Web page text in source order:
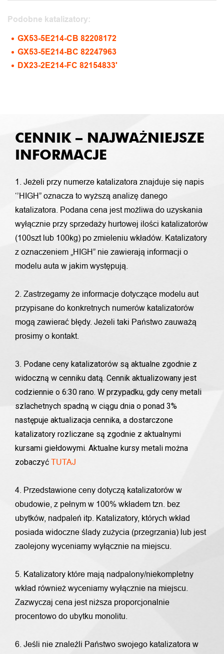
Podobne katalizatory:
GX53-5E214-CB 82208172
GX53-5E214-BC 82247963
DX23-2E214-FC 82154833'
CENNIK – NAJWAŻNIEJSZE
INFORMACJE
1. Jeżeli przy numerze katalizatora znajduje się napis
‘’HIGH” oznacza to wyższą analizę danego
katalizatora. Podana cena jest możliwa do uzyskania
wyłącznie przy sprzedaży hurtowej ilości katalizatorów
(100szt lub 100kg) po zmieleniu wkładów. Katalizatory
z oznaczeniem „HIGH” nie zawierają informacji o
modelu auta w jakim występują.
2. Zastrzegamy że informacje dotyczące modelu aut
przypisane do konkretnych numerów katalizatorów
mogą zawierać błędy. Jeżeli taki Państwo zauważą
prosimy o kontakt.
3. Podane ceny katalizatorów są aktualne zgodnie z
widoczną w cenniku datą. Cennik aktualizowany jest
codziennie o 6:30 rano. W przypadku, gdy ceny metali
szlachetnych spadną w ciągu dnia o ponad 3%
następuje aktualizacja cennika, a dostarczone
katalizatory rozliczane są zgodnie z aktualnymi
kursami giełdowymi. Aktualne kursy metali można
zobaczyć TUTAJ
4. Przedstawione ceny dotyczą katalizatorów w
obudowie, z pełnym w 100% wkładem tzn. bez
ubytków, nadpaleń itp. Katalizatory, których wkład
posiada widoczne ślady zużycia (przegrzania) lub jest
zaolejony wyceniamy wyłącznie na miejscu.
5. Katalizatory które mają nadpalony/niekompletny
wkład również wyceniamy wyłącznie na miejscu.
Zazwyczaj cena jest niższa proporcjonalnie
procentowo do ubytku monolitu.
6. Jeśli nie znaleźli Państwo swojego katalizatora w